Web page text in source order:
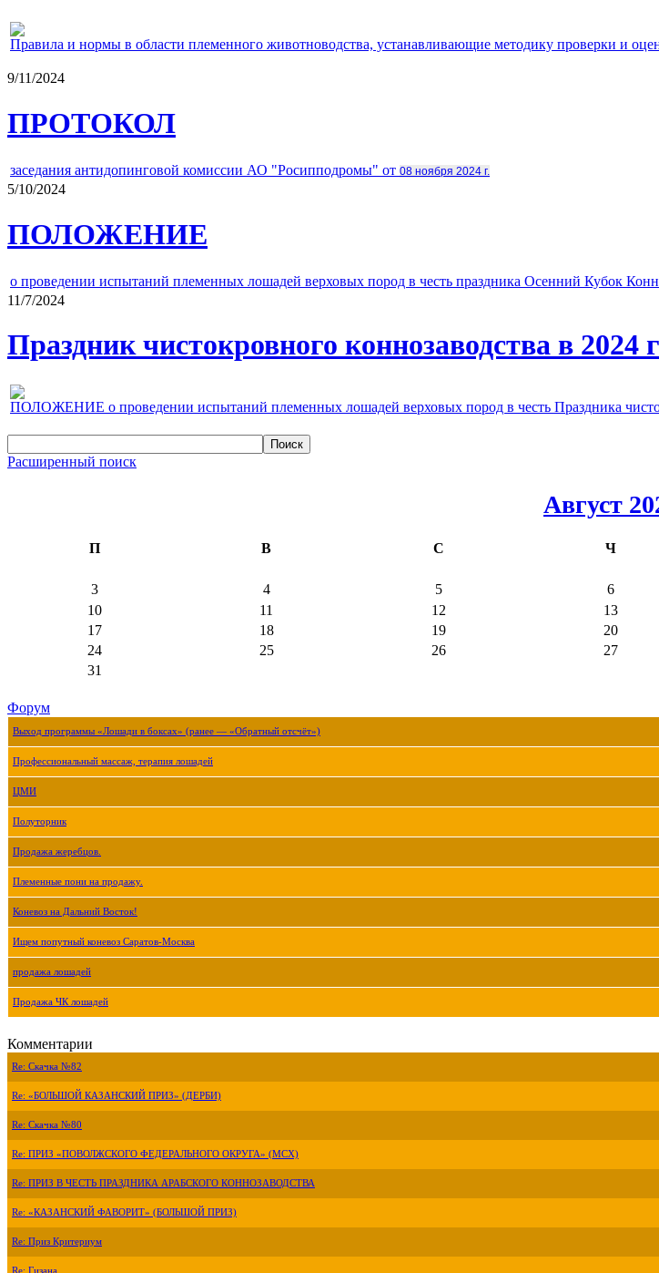
Правила и нормы в области племенного животноводства, устанавливающие методику проверки и
9/11/2024
ПРОТОКОЛ
заседания антидопинговой комиссии АО "Росипподромы" от 08 ноября 2024 г.
5/10/2024
ПОЛОЖЕНИЕ
о проведении испытаний племенных лошадей верховых пород в честь праздника Осенний Кубок
11/7/2024
Праздник чистокровного коннозаводства в 2024
ПОЛОЖЕНИЕ о проведении испытаний племенных лошадей верховых пород в честь Праздника
Расширенный поиск
Август
П В С Ч
3
4 5 6
10
11 12 13
17
18 19 20
24
25 26 27
31
Форум
Выход программы «Лошади в боксах» (ранее — «Обратный отсчёт»)
Профессиональный массаж, терапия лошадей
ЦМИ
Полуторник
Продажа жеребцов.
Племенные пони на продажу.
Коневоз на Дальний Восток!
Ищем попутный коневоз Саратов-Москва
продажа лошадей
Продажа ЧК лошадей
Комментарии
Re: Скачка №82
Re: «БОЛЬШОЙ КАЗАНСКИЙ ПРИЗ» (ДЕРБИ)
Re: Скачка №80
Re: ПРИЗ «ПОВОЛЖСКОГО ФЕДЕРАЛЬНОГО ОКРУГА» (МСХ)
Re: ПРИЗ В ЧЕСТЬ ПРАЗДНИКА АРАБСКОГО КОННОЗАВОДСТВА
Re: «КАЗАНСКИЙ ФАВОРИТ» (БОЛЬШОЙ ПРИЗ)
Re: Приз Критериум
Re: Гизана